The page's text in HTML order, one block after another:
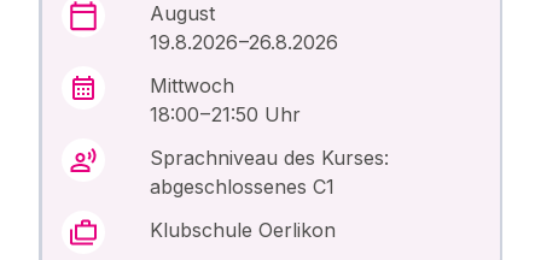
August
19.8.2026 –26.8.2026
Mittwoch
18:00 – 21:50 Uhr
Sprachniveau des Kurses:
abgeschlossenes C1
Klubschule Oerlikon